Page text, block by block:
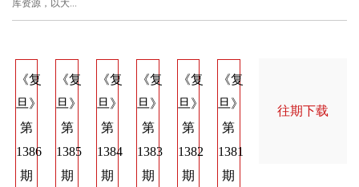
库资源，以大...
《复
旦》
第
1386
期
《复
旦》
第
1385
期
《复
旦》
第
1384
期
《复
旦》
第
1383
期
《复
旦》
第
1382
期
《复
旦》
第
1381
期
旦》
往期下载